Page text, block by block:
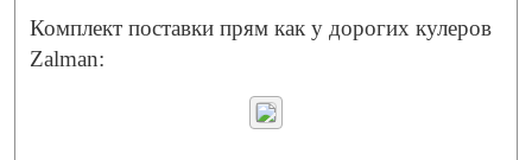
Комплект поставки прям как у дорогих кулеров
Zalman: